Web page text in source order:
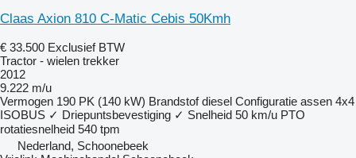
Claas Axion 810 C-Matic Cebis 50Kmh
€ 33.500 Exclusief BTW
Tractor - wielen trekker
2012
9.222 m/u
Vermogen 190 PK (140 kW) Brandstof diesel Configuratie assen 4x4
ISOBUS ✓ Driepuntsbevestiging ✓ Snelheid 50 km/u PTO
rotatiesnelheid 540 tpm
Nederland, Schoonebeek